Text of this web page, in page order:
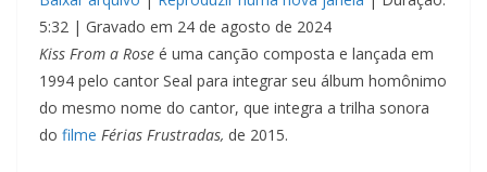
FEED RSS
COMPAR
TILHAR
LINK
INCORPO
RAR
5:32 | Gravado em 24 de agosto de 2024
Kiss From a Rose é uma canção composta e lançada em
1994 pelo cantor Seal para integrar seu álbum homônimo
do mesmo nome do cantor, que integra a trilha sonora
do filme Férias Frustradas, de 2015.